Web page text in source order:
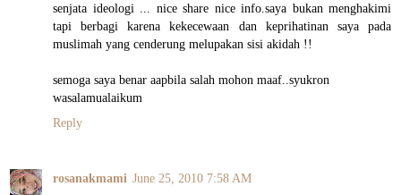
senjata ideologi ... nice share nice info.saya bukan menghakimi
tapi berbagi karena kekecewaan dan keprihatinan saya pada
muslimah yang cenderung melupakan sisi akidah !!
semoga saya benar aapbila salah mohon maaf..syukron
wasalamualaikum
Reply
rosanakmami June 25, 2010 7:58 AM